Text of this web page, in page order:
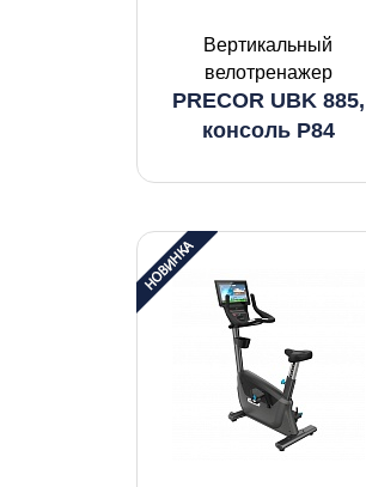
Вертикальный
велотренажер
PRECOR UBK 885,
консоль P84